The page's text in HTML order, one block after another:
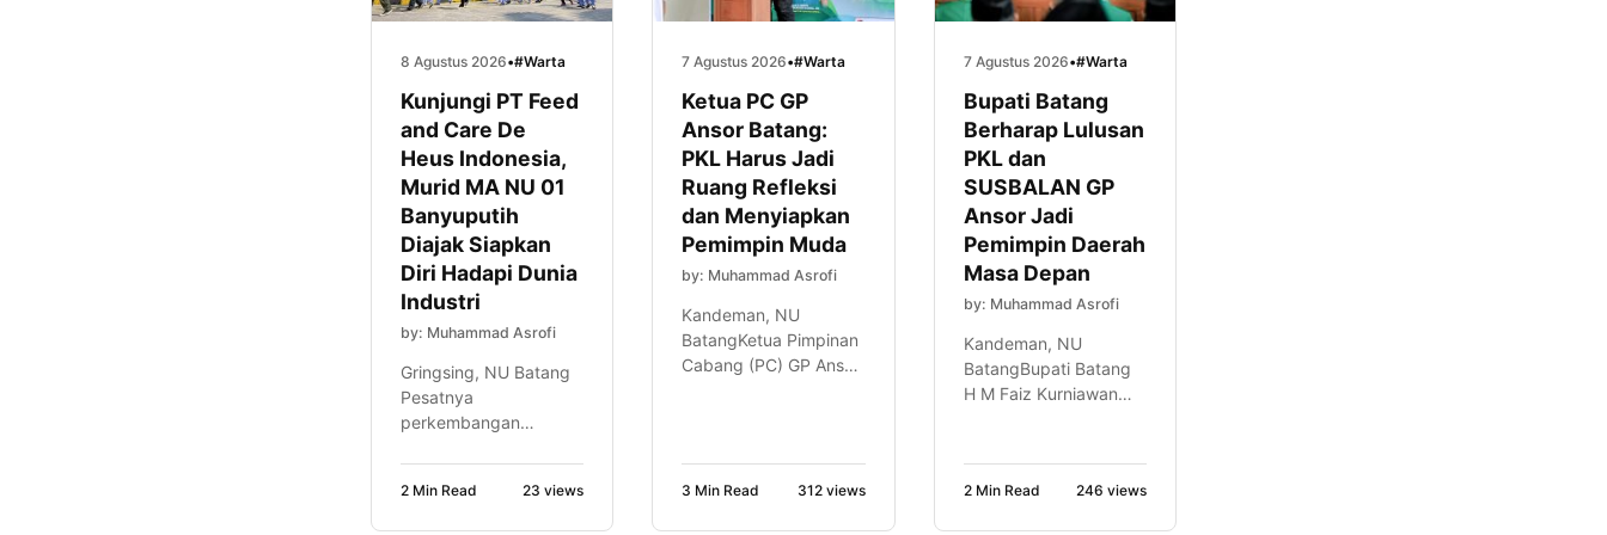
8 Agustus 2026•#Warta
Kunjungi PT Feed
and Care De
Heus Indonesia,
Murid MA NU 01
Banyuputih
Diajak Siapkan
Diri Hadapi Dunia
Industri
by: Muhammad Asrofi
Gringsing, NU Batang
Pesatnya
perkembangan
menjadi peluang
2 Min Read 23 views
7 Agustus 2026•#Warta
Ketua PC GP
Ansor Batang:
PKL Harus Jadi
Ruang Refleksi
dan Menyiapkan
Pemimpin Muda
by: Muhammad Asrofi
Kandeman, NU
BatangKetua Pimpinan
Cabang (PC) GP Ansor
bahwa Pelatihan
Kepemimpinan
3 Min Read 312 views
7 Agustus 2026•#Warta
Bupati Batang
Berharap Lulusan
PKL dan
SUSBALAN GP
Ansor Jadi
Pemimpin Daerah
Masa Depan
by: Muhammad Asrofi
Kandeman, NU
BatangBupati Batang
H M Faiz Kurniawan
Kepemimpinan
Lanjutan (PKL) dan
2 Min Read 246 views